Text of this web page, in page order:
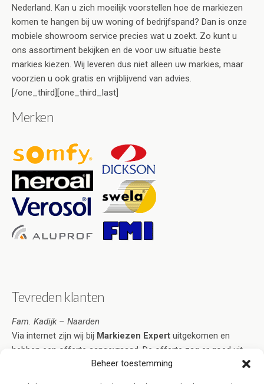
Beheer toestemming
Nederland. Kan u zich moeilijk voorstellen hoe de markiezen
komen te hangen bij uw woning of bedrijfspand? Dan is onze
mobiele showroom service precies wat u zoekt. Zo kunt u
ons assortiment bekijken en de voor uw situatie beste
markies kiezen. Wij leveren dus niet alleen uw markies, maar
voorzien u ook gratis en vrijblijvend van advies.
[/one_third][one_third_last]
Merken
Tevreden klanten
Fam. Kadijk – Naarden
Via internet zijn wij bij Markiezen Expert uitgekomen en
hebben een offerte aangevraagd. De offerte zag er goed uit
en voorzag in al onze wensen. Na acceptatie duurde het niet